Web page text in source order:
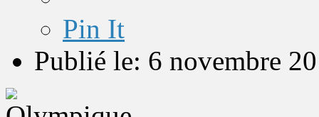
Pin It
Publié le: 6 novembre